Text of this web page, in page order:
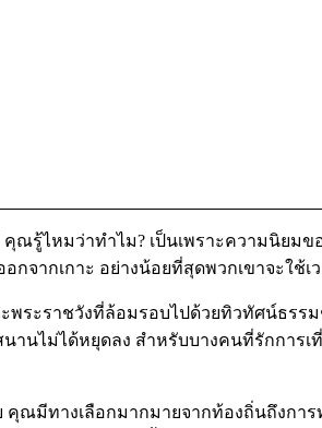
รู้ไหมว่าทำไม? เป็นเพราะความนิยมข
กจากเกาะ อย่างน้อยที่สุดพวกเขาจะใ
ระราชวังที่ล้อมรอบไปด้วยทิวทัศน์ธรร
นไม่ได้หยุดลง สำหรับบางคนที่รักการ
ณมีทางเลือกมากมายจากท้องถิ่นถึงก